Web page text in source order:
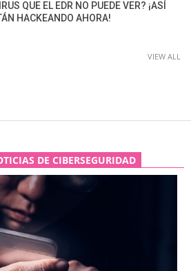
QUE EL EDR NO PUEDE VER? ¡ASÍ
HACKEANDO AHORA!
VIEW ALL
DE CIBERSEGURIDAD